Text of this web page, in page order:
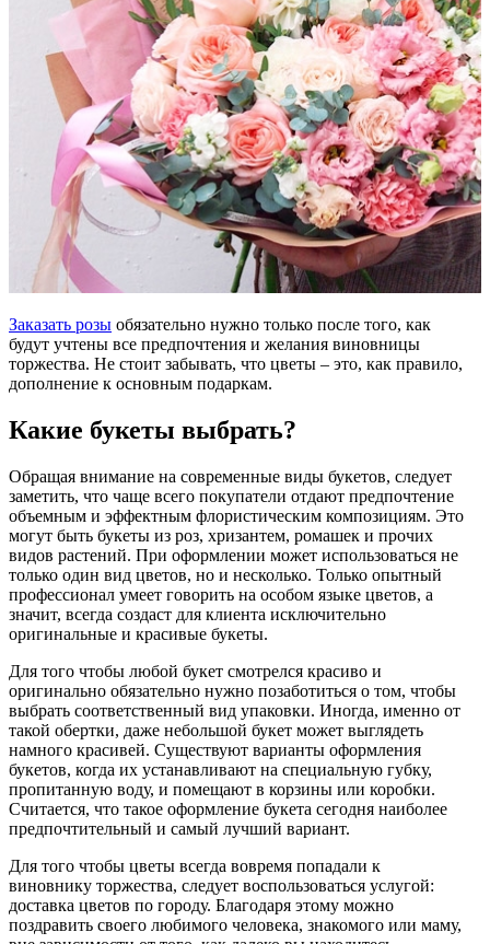
Заказать розы обязательно нужно только после того, как
будут учтены все предпочтения и желания виновницы
торжества. Не стоит забывать, что цветы – это, как правило,
дополнение к основным подаркам.
Какие букеты выбрать?
Обращая внимание на современные виды букетов, следует
заметить, что чаще всего покупатели отдают предпочтение
объемным и эффектным флористическим композициям. Это
могут быть букеты из роз, хризантем, ромашек и прочих
видов растений. При оформлении может использоваться не
только один вид цветов, но и несколько. Только опытный
профессионал умеет говорить на особом языке цветов, а
значит, всегда создаст для клиента исключительно
оригинальные и красивые букеты.
Для того чтобы любой букет смотрелся красиво и
оригинально обязательно нужно позаботиться о том, чтобы
выбрать соответственный вид упаковки. Иногда, именно от
такой обертки, даже небольшой букет может выглядеть
намного красивей. Существуют варианты оформления
букетов, когда их устанавливают на специальную губку,
пропитанную воду, и помещают в корзины или коробки.
Считается, что такое оформление букета сегодня наиболее
предпочтительный и самый лучший вариант.
Для того чтобы цветы всегда вовремя попадали к
виновнику торжества, следует воспользоваться услугой:
доставка цветов по городу. Благодаря этому можно
поздравить своего любимого человека, знакомого или маму,